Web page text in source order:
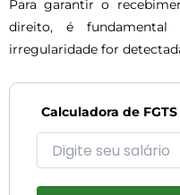
Para garantir o
direito, é
irregularidade for
Calculadora de FGTS